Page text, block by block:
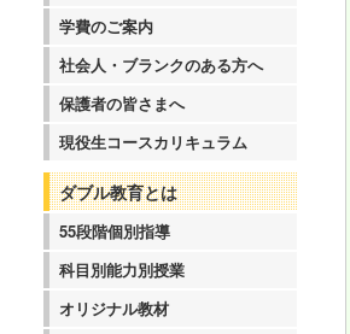
学費のご案内
社会人・ブランクのある方へ
保護者の皆さまへ
現役生コースカリキュラム
ダブル教育とは
55段階個別指導
科目別能力別授業
オリジナル教材